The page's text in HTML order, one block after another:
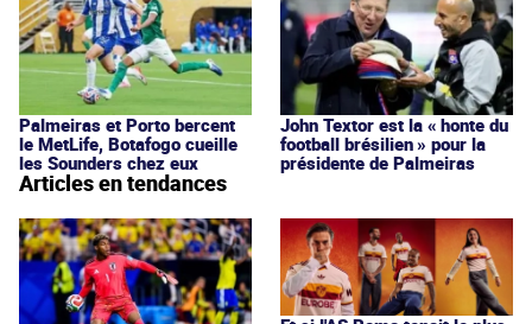
Palmeiras et Porto bercent
le MetLife, Botafogo cueille
les Sounders chez eux
John Textor est la « honte du
football brésilien » pour la
présidente de Palmeiras
Articles en tendances